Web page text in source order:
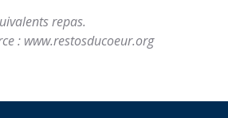
repas.
: www.restosducoeur.org